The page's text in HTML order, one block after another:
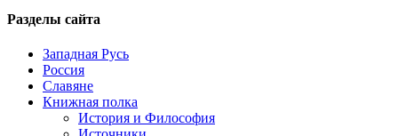
Разделы сайта
Западная Русь
Россия
Славяне
Книжная полка
История и Философия